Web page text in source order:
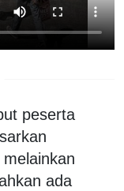
peserta
ada